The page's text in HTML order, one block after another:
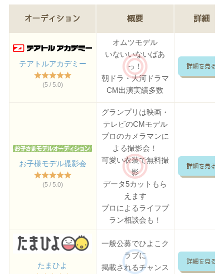
オーディション 概要 詳細
テアトルアカデミー
(5 / 5.0)
オムツモデル
いないいないばあ
っ！
朝ドラ・大河ドラマ
CM出演実績多数
詳細を見る
お子様モデル撮影会
(5 / 5.0)
グランプリは映画・
テレビのCMモデル
プロのカメラマンに
よる撮影会！
可愛い衣装で無料撮
影
データ5カットもら
えます
プロによるライフプ
ラン相談会も！
詳細を見る
たまひよ
一般公募でひよこク
ラブに
掲載されるチャンス
詳細を見る